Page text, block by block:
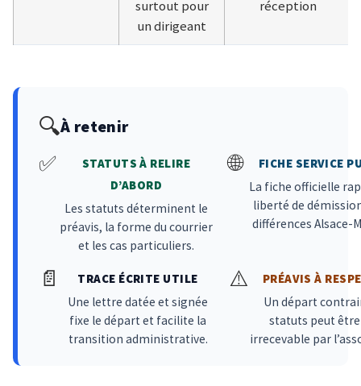
surtout pour
un dirigeant
réception
🔍À retenir
✅
STATUTS À RELIRE
D’ABORD
Les statuts déterminent le
préavis, la forme du courrier
et les cas particuliers.
🌐
FICHE SERVICE
La fiche officielle
liberté de
différences Alsace-
📄
TRACE ÉCRITE UTILE
Une lettre datée et signée
fixe le départ et facilite la
transition administrative.
⚠️
PRÉAVIS À
Un départ
statuts peut
irrecevable par